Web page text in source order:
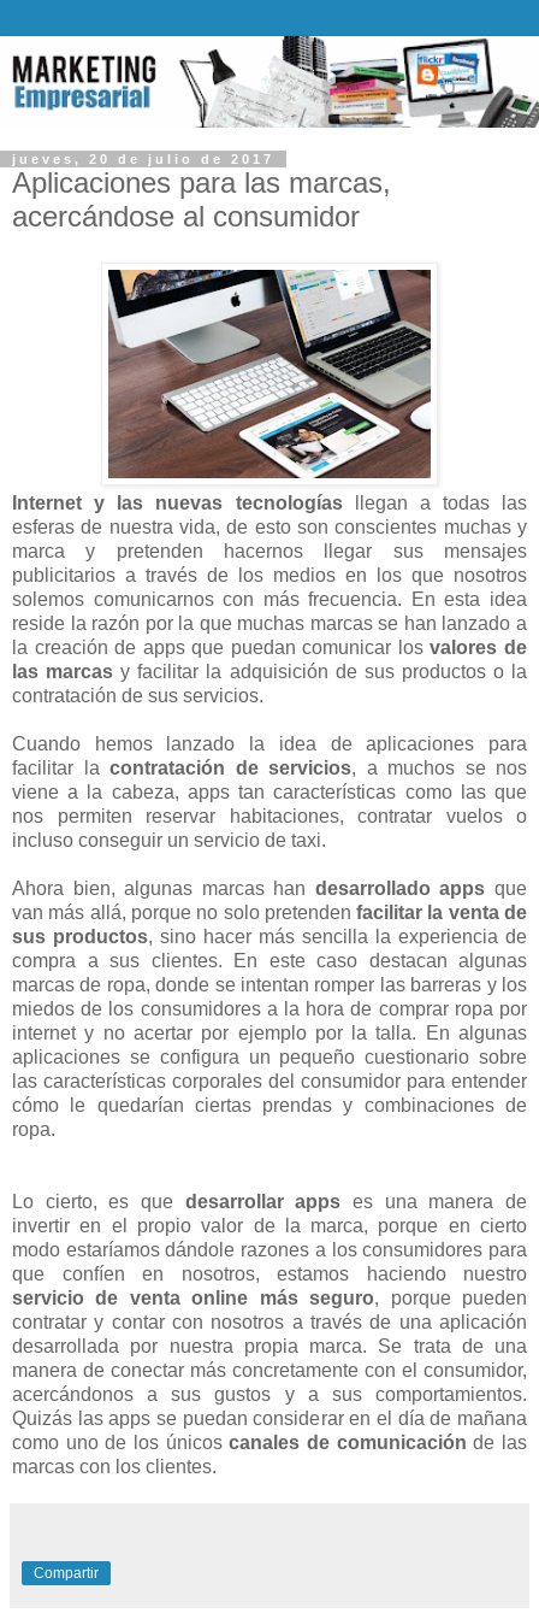
jueves, 20 de julio de 2017
Aplicaciones para las marcas,
acercándose al consumidor
Internet y las nuevas tecnologíasllegan a todas las
esferas de nuestra vida, de esto son conscientes muchas y
marca y pretenden hacernos llegar sus mensajes
publicitarios a través de los medios en los que nosotros
solemos comunicarnos con más frecuencia. En esta idea
reside la razón por la que muchas marcas se han lanzado a
la creación de apps que puedan comunicar losvalores de
las marcas y facilitar la adquisición de sus productos o la
contratación de sus servicios.
Cuando hemos lanzado la idea de aplicaciones para
facilitar la contratación de servicios, a muchos se nos
viene a la cabeza, apps tan características como las que
nos permiten reservar habitaciones, contratar vuelos o
incluso conseguir un servicio de taxi.
Ahora bien, algunas marcas han desarrollado apps que
van más allá, porque no solo pretendenfacilitar la venta de
sus productos, sino hacer más sencilla la experiencia de
compra a sus clientes. En este caso destacan algunas
marcas de ropa, donde se intentan romper las barreras y los
miedos de los consumidores a la hora de comprar ropa por
internet y no acertar por ejemplo por la talla. En algunas
aplicaciones se configura un pequeño cuestionario sobre
las características corporales del consumidor para entender
cómo le quedarían ciertas prendas y combinaciones de
ropa.
Lo cierto, es que desarrollar apps es una manera de
invertir en el propio valor de la marca, porque en cierto
modo estaríamos dándole razones a los consumidores para
que confíen en nosotros, estamos haciendo nuestro
servicio de venta online más seguro, porque pueden
contratar y contar con nosotros a través de una aplicación
desarrollada por nuestra propia marca. Se trata de una
manera de conectar más concretamente con el consumidor,
acercándonos a sus gustos y a sus comportamientos.
Quizás las apps se puedan considerar en el día de mañana
como uno de los únicoscanales de comunicación de las
marcas con los clientes.
Compartir